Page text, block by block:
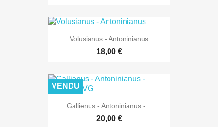
Volusianus - Antoninianus
18,00 €
Gallienus - Antoninianus -...
20,00 €
VENDU